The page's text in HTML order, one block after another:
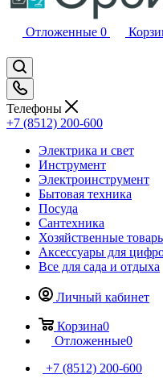
Отложенные 0
Телефоны
+7 (8512) 200-600
Электрика и свет
Инструмент
Электроинструмент
Бытовая техника
Посуда
Сантехника
Хозяйственные
Аксессуары для
Все для сада и отдыха
Личный кабинет
Корзина0
Отложенные0
+7 (8512) 200-600